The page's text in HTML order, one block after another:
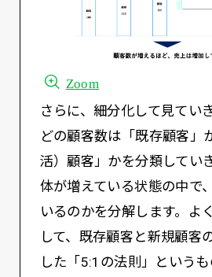
Zoom
さらに、細分化して見てい
どの顧客数は「既存顧客」
活）顧客」かを分類してい
体が増えている状態の中で
いるのかを分解します。よ
して、既存顧客と新規顧客
した「5:1の法則」というも